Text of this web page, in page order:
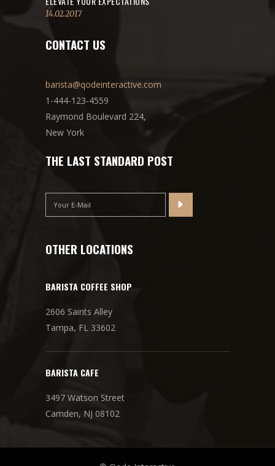
14.02.2017
CONTACT US
barista@qodeinteractive.com
1-444-123-4559
Raymond Boulevard 224,
New York
THE LAST STANDARD POST
OTHER LOCATIONS
BARISTA COFFEE SHOP
2606 Saints Alley
Tampa, FL 33602
BARISTA CAFE
3497 Watson Street
Camden, NJ 08102